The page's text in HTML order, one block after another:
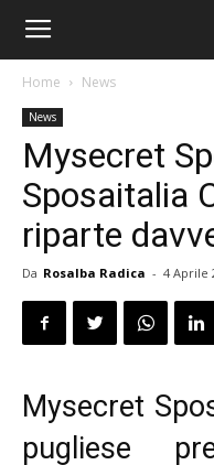
Home News
News
Mysecret
Sposaitalia
riparte
Da Rosalba Radica - 4 Aprile
Mysecret
pugliese